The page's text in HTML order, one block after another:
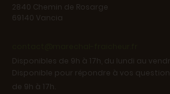
2840 Chemin de Rosarge
69140 Vancia
Disponibles de 9h à 17h, du lundi au
Disponible pour répondre à vos
de 9h à 17h.